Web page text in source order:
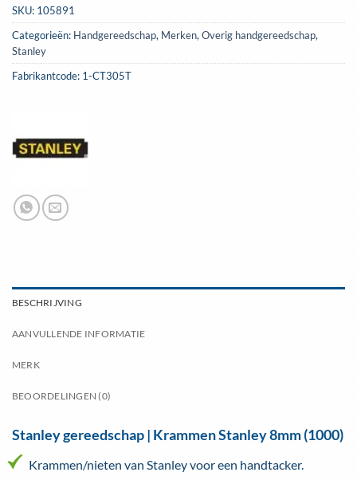
SKU: 105891
Categorieën: Handgereedschap, Merken, Overig handgereedschap,
Stanley
Fabrikantcode: 1-CT305T
BESCHRIJVING
AANVULLENDE INFORMATIE
MERK
BEOORDELINGEN (0)
Stanley gereedschap | Krammen Stanley 8mm (1000)
Krammen/nieten van Stanley voor een handtacker.